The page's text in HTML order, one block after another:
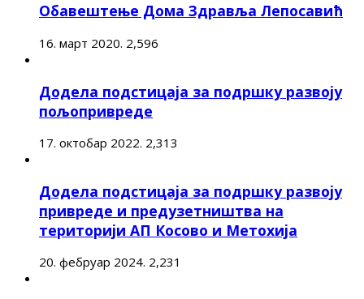
Обавештење Дома Здравља Лепосавић
16. март 2020. 2,596
Додела подстицаја за подршку развоју
пољопривреде
17. октобар 2022. 2,313
Додела подстицаја за подршку развоју
привреде и предузетништва на
територији АП Косово и Метохија
20. фебруар 2024. 2,231